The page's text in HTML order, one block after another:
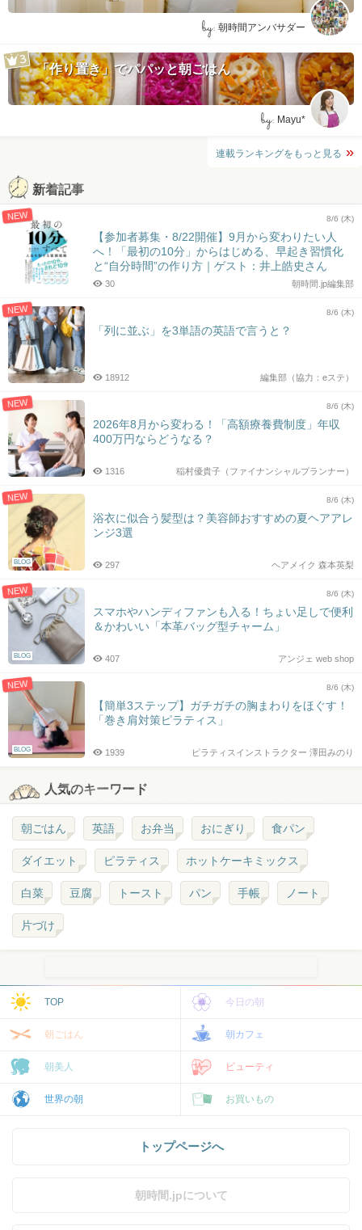
by: 朝時間アンバサダー
「作り置き」でパパッと朝ごはん
by: Mayu*
連載ランキングをもっと見る
新着記事
NEW 8/6 (木)
【参加者募集・8/22開催】9月から変わりたい人
へ！「最初の10分」からはじめる、早起き習慣化
と“自分時間”の作り方｜ゲスト：井上皓史さん
朝時間.jp編集部
30
NEW 8/6 (木)
「列に並ぶ」を3単語の英語で言うと？
編集部（協力：eステ）
18912
NEW 8/6 (木)
2026年8月から変わる！「高額療養費制度」年収
400万円ならどうなる？
稲村優貴子（ファイナンシャルプランナー）
1316
NEW
BLOG
8/6 (木)
浴衣に似合う髪型は？美容師おすすめの夏ヘアアレ
ンジ3選
ヘアメイク 森本英梨
297
NEW
BLOG
8/6 (木)
スマホやハンディファンも入る！ちょい足しで便利
＆かわいい「本革バッグ型チャーム」
アンジェ web shop
407
NEW
BLOG
8/6 (木)
【簡単3ステップ】ガチガチの胸まわりをほぐす！
「巻き肩対策ピラティス」
ピラティスインストラクター 澤田みのり
1939
人気のキーワード
朝ごはん 英語 お弁当 おにぎり 食パン
ダイエット ピラティス ホットケーキミックス
白菜 豆腐 トースト パン 手帳 ノート
片づけ
TOP 今日の朝
朝ごはん 朝カフェ
朝美人 ビューティ
世界の朝 お買いもの
トップページへ
朝時間.jpについて